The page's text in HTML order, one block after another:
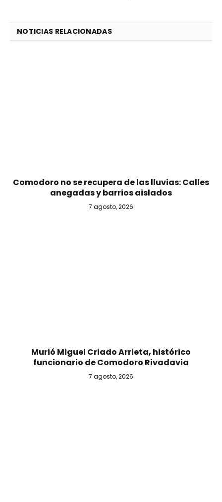
NOTICIAS RELACIONADAS
Comodoro no se recupera de las lluvias: Calles
anegadas y barrios aislados
7 agosto, 2026
Murió Miguel Criado Arrieta, histórico
funcionario de Comodoro Rivadavia
7 agosto, 2026